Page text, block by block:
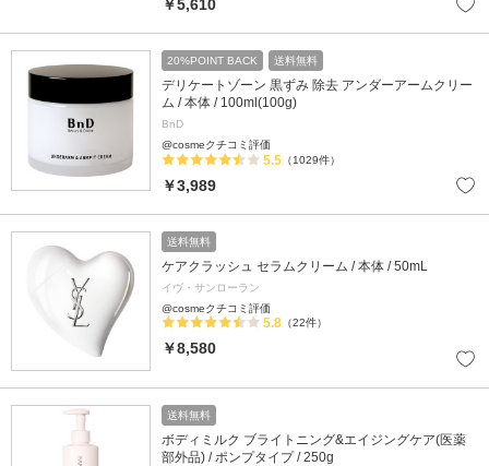
￥5,610
20%POINT BACK 送料無料
デリケートゾーン 黒ずみ 除去 アンダーアームクリー
ム / 本体 / 100ml(100g)
BnD
@cosmeクチコミ評価
5.5 （1029件）
￥3,989
送料無料
ケアクラッシュ セラムクリーム / 本体 / 50mL
イヴ・サンローラン
@cosmeクチコミ評価
5.8 （22件）
￥8,580
送料無料
ボディミルク ブライトニング&エイジングケア(医薬
部外品) / ポンプタイプ / 250g